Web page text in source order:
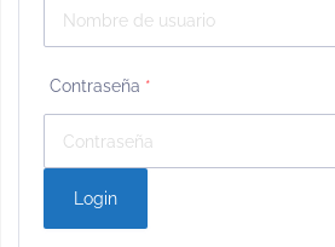
Contraseña *